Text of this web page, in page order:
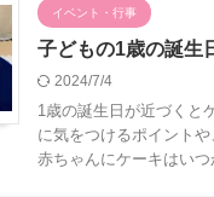
イベント・行事
子どもの1歳の誕生
2024/7/4
1歳の誕生日が近づくと
に気をつけるポイント
赤ちゃんにケーキはいつ